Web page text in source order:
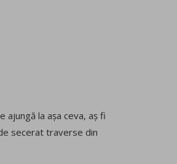
ajungă la așa ceva, aș fi
secerat traverse din